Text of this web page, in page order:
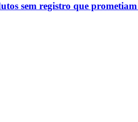
sem registro que prometiam